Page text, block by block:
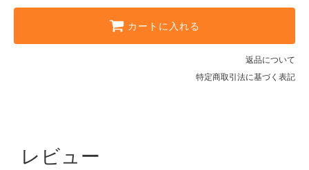
カートに入れる
返品について
特定商取引法に基づく表記
レビュー